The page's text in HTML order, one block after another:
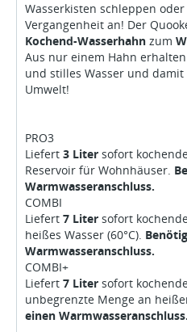
Wasserkisten schleppen
Vergangenheit an! Der
Kochend-Wasserhahn zum
Aus nur einem Hahn
und stilles Wasser und damit
Umwelt!
PRO3
Liefert 3 Liter sofort
Reservoir für Wohnhäuser.
Warmwasseranschluss.
COMBI
Liefert 7 Liter sofort
heißes Wasser (60°C).
Warmwasseranschluss.
COMBI+
Liefert 7 Liter sofort
unbegrenzte Menge an
einen Warmwasseranschluss.